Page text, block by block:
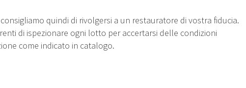
quindi di rivolgersi a un restauratore di vostra fiducia.
di ispezionare ogni lotto per accertarsi delle condizioni
come indicato in catalogo.